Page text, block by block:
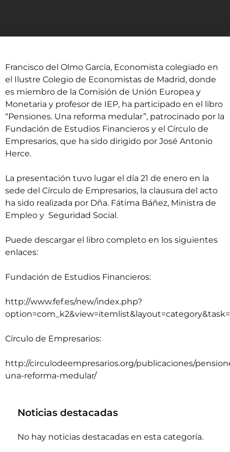
Francisco del Olmo García, Economista colegiado en
el Ilustre Colegio de Economistas de Madrid, donde
es miembro de la Comisión de Unión Europea y
Monetaria y profesor de IEP, ha participado en el libro
“Pensiones. Una reforma medular”, patrocinado por la
Fundación de Estudios Financieros y el Círculo de
Empresarios, que ha sido dirigido por José Antonio
Herce.
La presentación tuvo lugar el día 21 de enero en la
sede del Círculo de Empresarios, la clausura del acto
ha sido realizada por Dña. Fátima Báñez, Ministra de
Empleo y Seguridad Social.
Puede descargar el libro completo en los siguientes
enlaces:
Fundación de Estudios Financieros:
http://www.fef.es/new/index.php?
Círculo de Empresarios:
http://circulodeempresarios.org/publicaciones/
una-reforma-medular/
Noticias destacadas
No hay noticias destacadas en esta categoría.